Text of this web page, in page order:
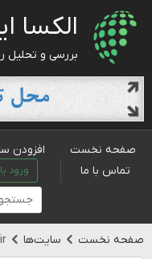
الکسا
بررسی و تحلیل
صفحه نخست افزودن
تماس با ما
ورود
صفحه نخست سایت‌ها